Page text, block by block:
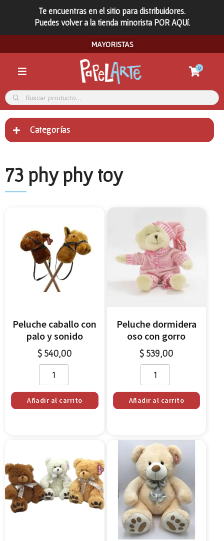
Te encuentras en el sitio para distribuidores.
Puedes volver a la tienda minorista POR AQUí.
MAYORISTAS
0
Categorías
73 phy phy toy
Peluche caballo con
palo y sonido
$ 540,00
Añadir al carrito
Peluche dormidera
oso con gorro
$ 539,00
Añadir al carrito